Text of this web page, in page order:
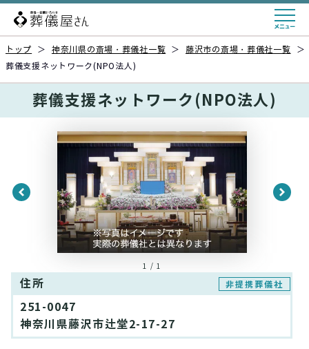
トップ ＞ 神奈川県の斎場・葬儀社一覧 ＞ 藤沢市の斎場・葬儀社一覧
＞
葬儀支援ネットワーク(NPO法人)
葬儀支援ネットワーク(NPO法人)
1 / 1
住所 非提携葬儀社
251-0047
神奈川県藤沢市辻堂2-17-27